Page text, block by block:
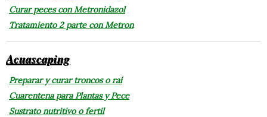
Curar peces con Metronidazol
Tratamiento 2 parte con Metron
Acuascaping
Preparar y curar troncos o raí
Cuarentena para Plantas y Pece
Sustrato nutritivo o fertil